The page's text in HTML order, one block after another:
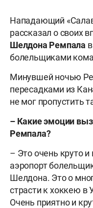
Нападающий
рассказал о своих
Шелдона Ремпала
болельщиками
Минувшей ночью
пересадками из
не мог пропустить
– Какие эмоции
Ремпала?
– Это очень круто и
аэропорт
Шелдона. Это о
страсти к хоккею в
Очень приятно и